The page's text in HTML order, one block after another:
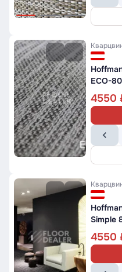
ECO-
4550
Simple
4550